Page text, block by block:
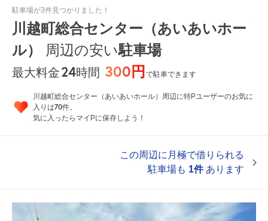
駐車場が3件見つかりました！
川越町総合センター（あいあいホー
ル）
周辺の安い駐車場
最大料金24時間 300円で駐車できます
川越町総合センター（あいあいホール）周辺に特Pユーザーのお気に
入りは70件。
気に入ったらマイPに保存しよう！
この周辺に月極で借りられる
駐車場も 1件あります